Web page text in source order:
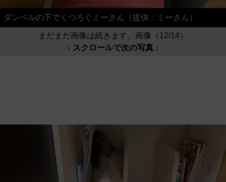
ダンベルの下でくつろぐミーさん（提供：ミーさん）
まだまだ画像は続きます。画像（12/14）
↓ スクロールで次の写真 ↓